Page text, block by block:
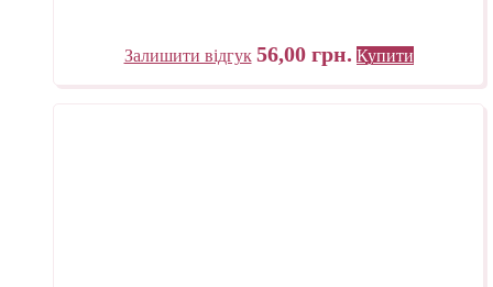
Залишити відгук 56,00 грн. Купити